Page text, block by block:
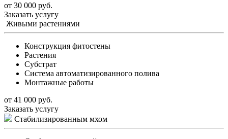
от 30 000 руб.
Заказать услугу
Живыми растениями
Конструкция фитостены
Растения
Субстрат
Система автоматизированного полива
Монтажные работы
от 41 000 руб.
Заказать услугу
Стабилизированным мхом